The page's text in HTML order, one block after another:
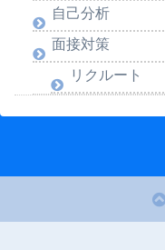
自己分析
面接対策
リクルート